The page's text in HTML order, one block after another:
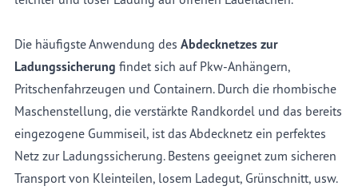
Die häufigste Anwendung des Abdecknetzes zur
Ladungssicherung findet sich auf Pkw-Anhängern,
Pritschenfahrzeugen und Containern. Durch die rhombische
Maschenstellung, die verstärkte Randkordel und das bereits
eingezogene Gummiseil, ist das Abdecknetz ein perfektes
Netz zur Ladungssicherung. Bestens geeignet zum sicheren
Transport von Kleinteilen, losem Ladegut, Grünschnitt, usw.